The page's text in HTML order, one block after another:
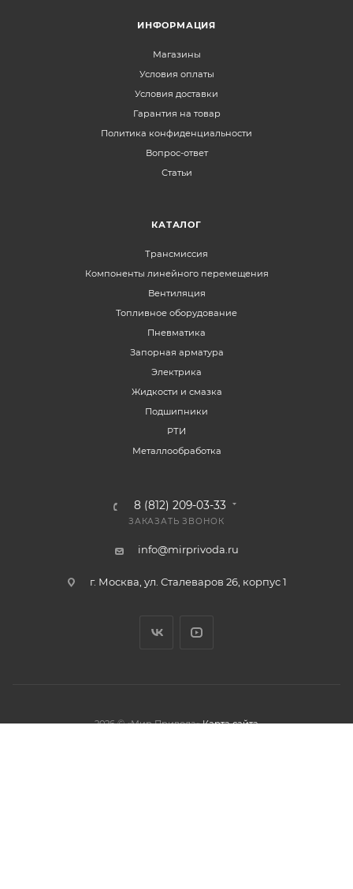
ИНФОРМАЦИЯ
Магазины
Условия оплаты
Условия доставки
Гарантия на товар
Политика конфиденциальности
Вопрос-ответ
Статьи
КАТАЛОГ
Трансмиссия
Компоненты линейного перемещения
Вентиляция
Топливное оборудование
Пневматика
Запорная арматура
Электрика
Жидкости и смазка
Подшипники
РТИ
Металлообработка
8 (812) 209-03-33
ЗАКАЗАТЬ ЗВОНОК
info@mirprivoda.ru
г. Москва, ул. Сталеваров 26, корпус 1
2026 © «Мир Привода» Карта сайта